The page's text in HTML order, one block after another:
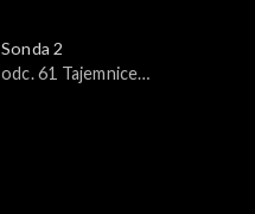
Sonda 2
odc. 61 Tajemnice